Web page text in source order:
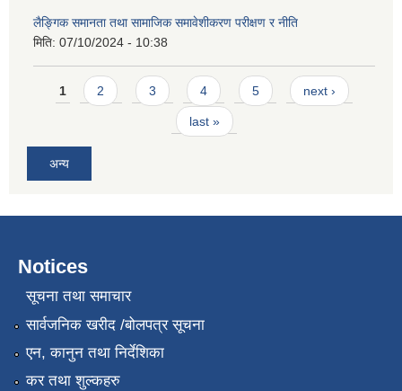
लैङ्गिक समानता तथा सामाजिक समावेशीकरण परीक्षण र नीति
मिति: 07/10/2024 - 10:38
Pages
1 2 3 4 5 next ›
last »
अन्य
Notices
सूचना तथा समाचार
सार्वजनिक खरीद /बोलपत्र सूचना
एन, कानुन तथा निर्देशिका
कर तथा शुल्कहरु